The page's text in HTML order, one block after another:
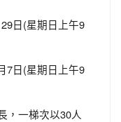
日(星期日上午9
7日(星期日上午9
，一梯次以30人